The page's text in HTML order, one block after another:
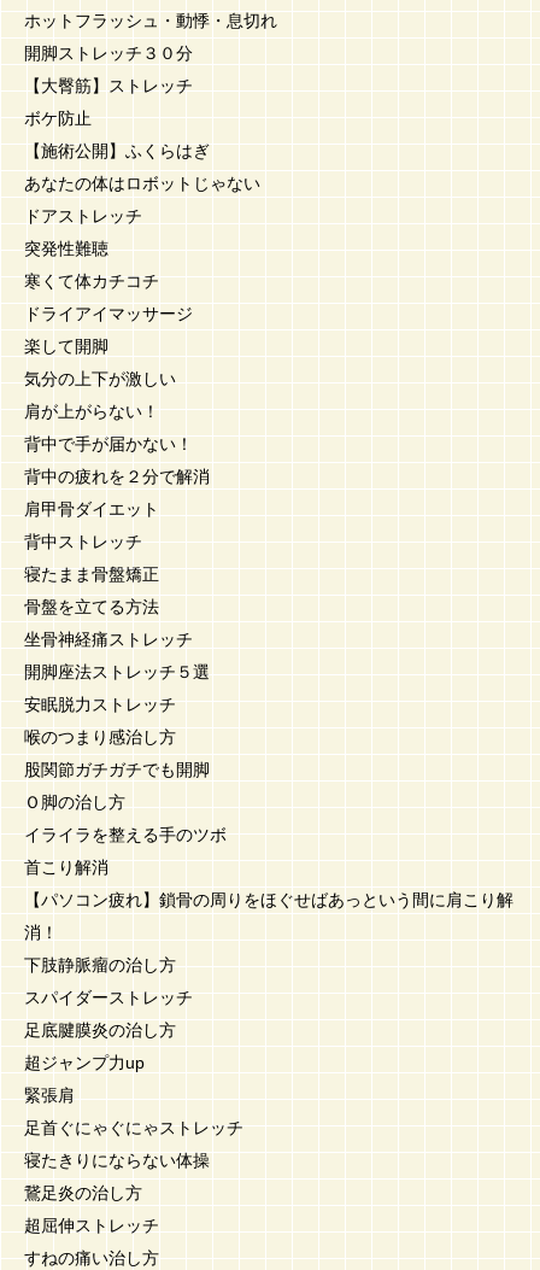
ホットフラッシュ・動悸・息切れ
開脚ストレッチ３０分
【大臀筋】ストレッチ
ボケ防止
【施術公開】ふくらはぎ
あなたの体はロボットじゃない
ドアストレッチ
突発性難聴
寒くて体カチコチ
ドライアイマッサージ
楽して開脚
気分の上下が激しい
肩が上がらない！
背中で手が届かない！
背中の疲れを２分で解消
肩甲骨ダイエット
背中ストレッチ
寝たまま骨盤矯正
骨盤を立てる方法
坐骨神経痛ストレッチ
開脚座法ストレッチ５選
安眠脱力ストレッチ
喉のつまり感治し方
股関節ガチガチでも開脚
Ｏ脚の治し方
イライラを整える手のツボ
首こり解消
【パソコン疲れ】鎖骨の周りをほぐせばあっという間に肩こり解
消！
下肢静脈瘤の治し方
スパイダーストレッチ
足底腱膜炎の治し方
超ジャンプ力up
緊張肩
足首ぐにゃぐにゃストレッチ
寝たきりにならない体操
鵞足炎の治し方
超屈伸ストレッチ
すねの痛い治し方